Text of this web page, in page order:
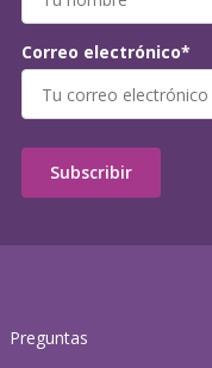
Preguntas
Correo electrónico*
Subscribir